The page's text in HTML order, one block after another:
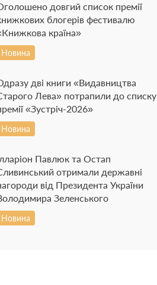
довгий список премії
блогерів фестивалю
країна»
Новина
дві книги «Видавництва
Лева» потрапили до списку
«Зустріч-2026»
Новина
Павлюк та Остап
отримали державні
від Президента України
Зеленського
Новина